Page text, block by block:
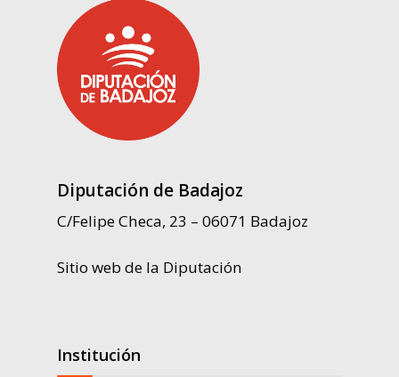
Diputación de Badajoz
C/Felipe Checa, 23 – 06071 Badajoz
Sitio web de la Diputación
Institución